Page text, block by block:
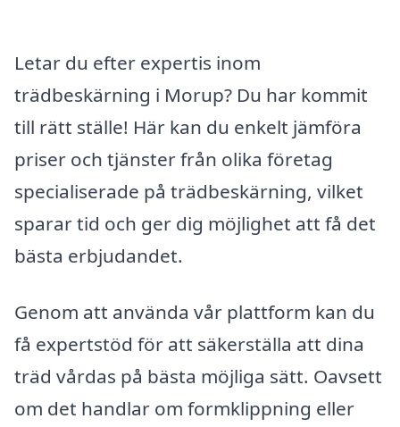
Letar du efter expertis inom
trädbeskärning i Morup? Du har kommit
till rätt ställe! Här kan du enkelt jämföra
priser och tjänster från olika företag
specialiserade på trädbeskärning, vilket
sparar tid och ger dig möjlighet att få det
bästa erbjudandet.
Genom att använda vår plattform kan du
få expertstöd för att säkerställa att dina
träd vårdas på bästa möjliga sätt. Oavsett
om det handlar om formklippning eller